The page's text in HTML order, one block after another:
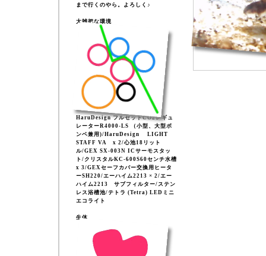
まで行くのやら。よろしく♪
大雑把な環境
HaruDesign フルセットCO2レギュ
レーターR4000-LS （小型、大型ボ
ンベ兼用)/HaruDesign LIGHT
STAFF VA x 2/心池18リット
ル/GEX SX-003N ICサーモスタッ
ト/クリスタルKC-600S60センチ水槽
x 3/GEXセーフカバー交換用ヒータ
ーSH220/エーハイム2213 × 2/エー
ハイム2213 サブフィルター/ステン
レス浴槽池/テトラ (Tetra) LEDミニ
エコライト
生体